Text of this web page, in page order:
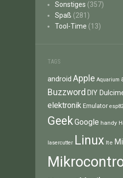
Sonstiges (357)
Spaß (281)
Tool-Time (13)
TAGS
android Apple Aquarium
Buzzword DIY
elektronik Emulator
GeekGoogle handy
lasercutter Linux lte